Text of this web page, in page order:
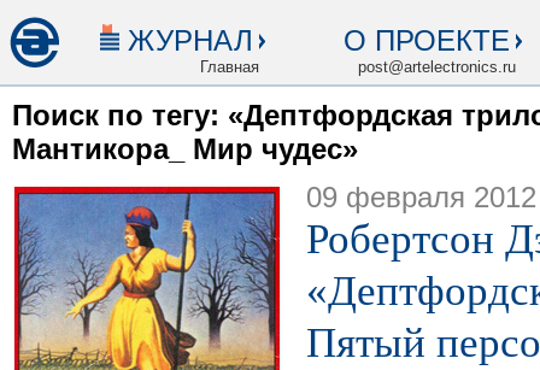
ЖУРНАЛ
Главная
О ПРОЕКТЕ
post@artelectronics.ru
Поиск по тегу: «Дептфордская
Мантикора_ Мир чудес»
09 февраля 2012
Робертсон
Пятый